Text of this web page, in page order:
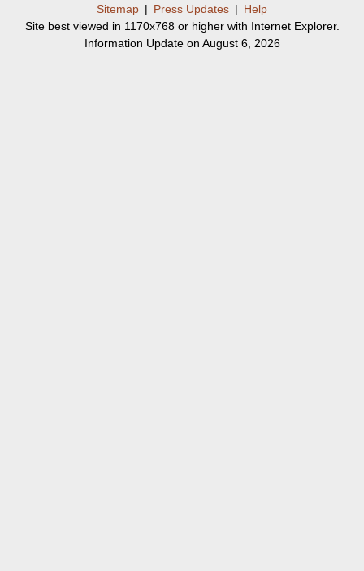
Sitemap | Press Updates | Help
Site best viewed in 1170x768 or higher with Internet Explorer.
Information Update on August 6, 2026